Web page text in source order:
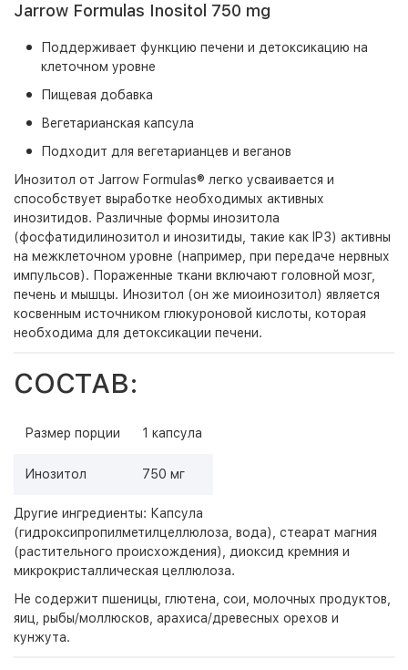
Jarrow Formulas Inositol 750 mg
Поддерживает функцию печени и детоксикацию на
клеточном уровне
Пищевая добавка
Вегетарианская капсула
Подходит для вегетарианцев и веганов
Инозитол от Jarrow Formulas® легко усваивается и
способствует выработке необходимых активных
инозитидов. Различные формы инозитола
(фосфатидилинозитол и инозитиды, такие как IP3) активны
на межклеточном уровне (например, при передаче нервных
импульсов). Пораженные ткани включают головной мозг,
печень и мышцы. Инозитол (он же миоинозитол) является
косвенным источником глюкуроновой кислоты, которая
необходима для детоксикации печени.
СОСТАВ:
Размер порции 1 капсула
Инозитол 750 мг
Другие ингредиенты: Капсула
(гидроксипропилметилцеллюлоза, вода), стеарат магния
(растительного происхождения), диоксид кремния и
микрокристаллическая целлюлоза.
Не содержит пшеницы, глютена, сои, молочных продуктов,
яиц, рыбы/моллюсков, арахиса/древесных орехов и
кунжута.